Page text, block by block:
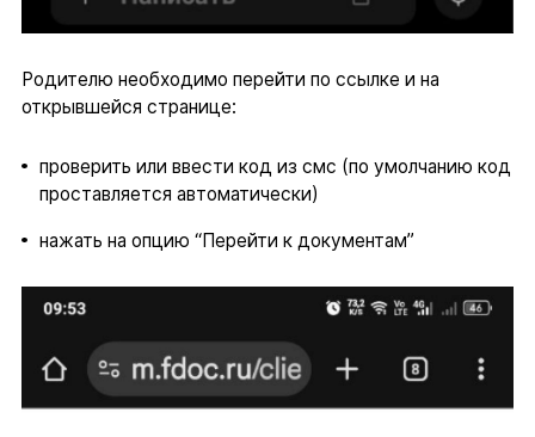
Родителю необходимо перейти по ссылке и на
открывшейся странице:
проверить или ввести код из смс (по умолчанию код
проставляется автоматически)
нажать на опцию “Перейти к документам”